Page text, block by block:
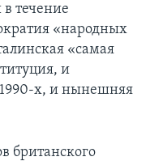
течение
«народных
«самая
и
1990-х, и нынешняя
британского